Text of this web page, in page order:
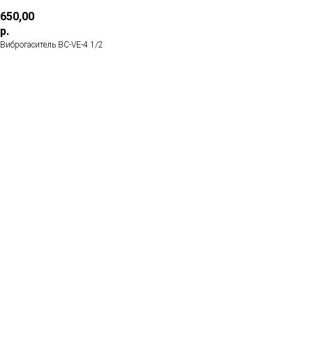
650,00
р.
Виброгаситель BC-VE-4 1/2